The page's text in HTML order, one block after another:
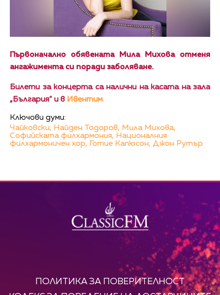
Първоначално обявената Мила Михова отменя
ангажимента си поради заболяване.
Билети за концерта са налични на касата на зала
„България“ и в Ивентим.
Ключови думи:
Чайковски, Найден Тодоров, Мила Михова,
Софийската филхармония, Националния
филхармоничен хор, Готие Капюсон, Джон Рутър
ПОЛИТИКА ЗА ПОВЕРИТЕЛНОСТ